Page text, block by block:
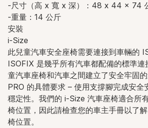
-尺寸（高 x 寬 x 深）：48 x 44 x 74
-重量：14 公斤
安裝
i-Size
此兒童汽車安全座椅需要連接到車輛的
ISOFIX 是幾乎所有汽車都配備的標準連
童汽車座椅和汽車之間建立了安全牢固
PRO 的具體要求 – 使用支撐腳完成安全
穩定性。我們的 i-Size 汽車座椅適合所
椅位置，因此請檢查您的車主手冊以了
椅位置。